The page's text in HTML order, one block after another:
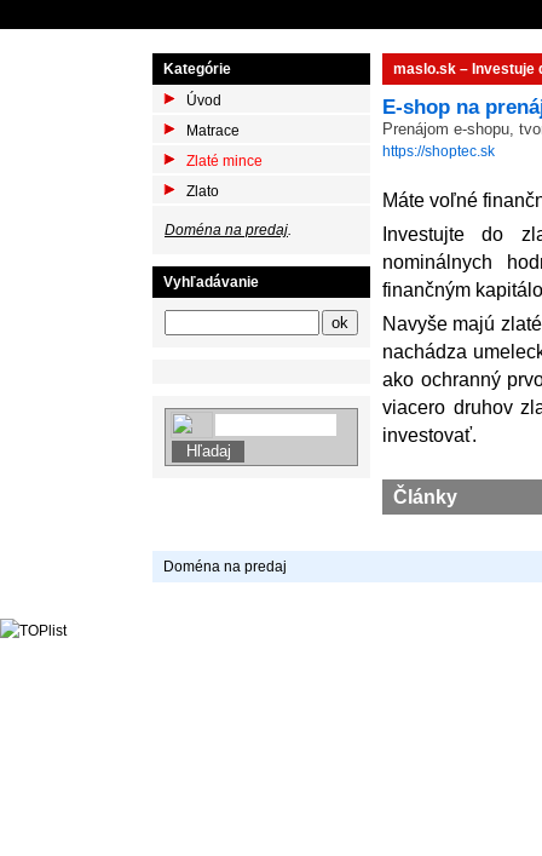
Kategórie
Úvod
Matrace
Zlaté mince
Zlato
Doména na predaj.
Vyhľadávanie
maslo.sk – Investuje
E-shop na
Prenájom e-shopu,
https://shoptec.sk
Máte voľné
Investujte do
nominálnych
finančným
Navyše majú
nachádza
ako ochranný
viacero druhov
investovať.
Články
Doména na predaj